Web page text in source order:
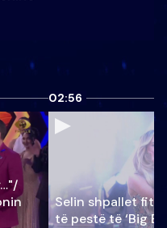
02:56
Selin shpallet
të pestë të ‘Big